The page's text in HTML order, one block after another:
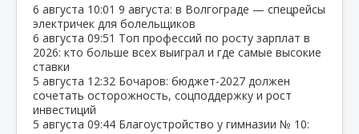
6 августа 10:01 9 августа: в Волгограде — спецрейсы
электричек для болельщиков
6 августа 09:51 Топ профессий по росту зарплат в
2026: кто больше всех выиграл и где самые высокие
ставки
5 августа 12:32 Бочаров: бюджет‑2027 должен
сочетать осторожность, соцподдержку и рост
инвестиций
5 августа 09:44 Благоустройство у гимназии № 10: